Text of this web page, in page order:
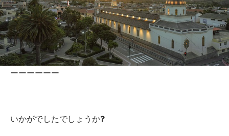
ーーーーーー
いかがでしたでしょうか❓